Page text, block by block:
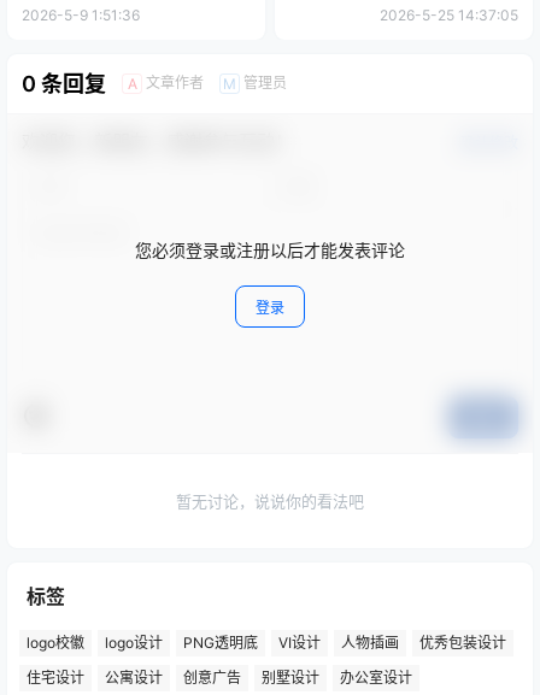
2026-5-9 1:51:36 2026-5-25 14:37:05
0 条回复 A 文章作者 M 管理员
您必须登录或注册以后才能发表评论
登录
暂无讨论，说说你的看法吧
标签
logo校徽 logo设计 PNG透明底 VI设计 人物插画
优秀包装设计
住宅设计
公寓设计 创意广告 别墅设计 办公室设计